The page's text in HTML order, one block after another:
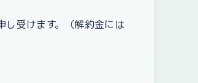
受けます。（解約金には